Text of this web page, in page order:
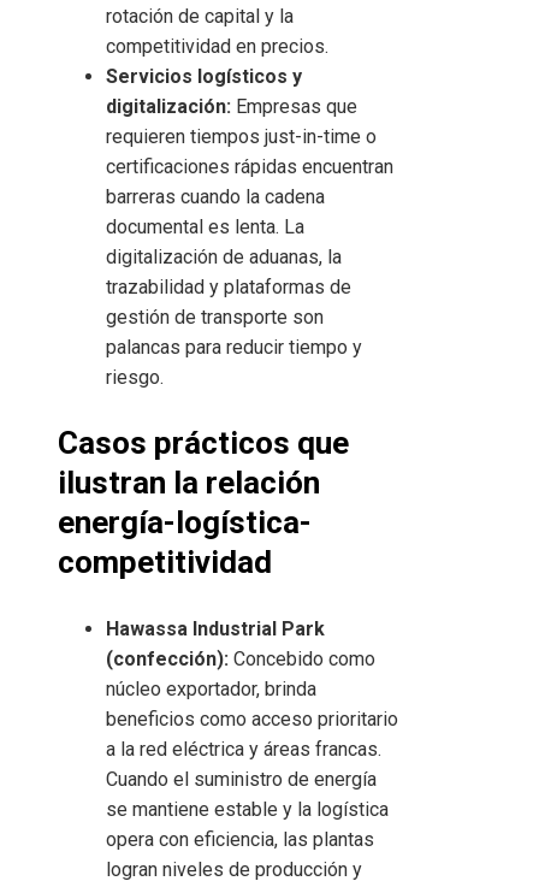
rotación de capital y la
competitividad en precios.
Servicios logísticos y
digitalización: Empresas que
requieren tiempos just-in-time o
certificaciones rápidas encuentran
barreras cuando la cadena
documental es lenta. La
digitalización de aduanas, la
trazabilidad y plataformas de
gestión de transporte son
palancas para reducir tiempo y
riesgo.
Casos prácticos que
ilustran la relación
energía-logística-
competitividad
Hawassa Industrial Park
(confección): Concebido como
núcleo exportador, brinda
beneficios como acceso prioritario
a la red eléctrica y áreas francas.
Cuando el suministro de energía
se mantiene estable y la logística
opera con eficiencia, las plantas
logran niveles de producción y